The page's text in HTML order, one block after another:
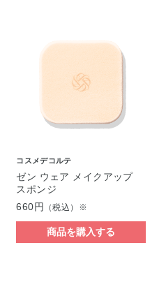
コスメデコルテ
ゼン ウェア メイクアップ
スポンジ
660円
（税込）※
商品を購入する